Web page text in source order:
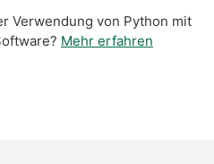
Verwendung von Python mit
Mehr erfahren